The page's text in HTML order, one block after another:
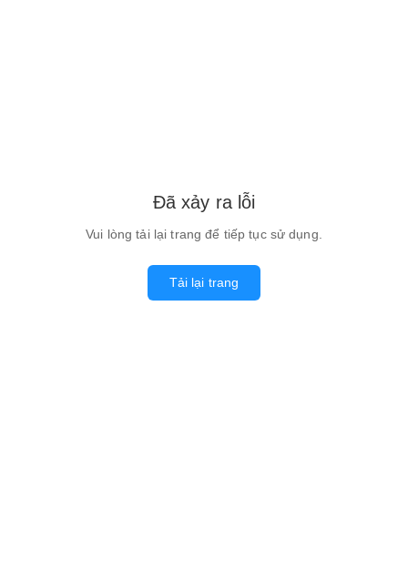
Đã xảy ra lỗi
Vui lòng tải lại trang để tiếp tục sử dụng.
Tải lại trang